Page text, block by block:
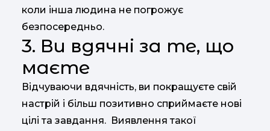
коли інша людина не погрожує
безпосередньо.
3. Ви вдячні за те, що
маєте
Відчуваючи вдячність, ви покращуєте свій
настрій і більш позитивно сприймаєте нові
цілі та завдання. Виявлення такої